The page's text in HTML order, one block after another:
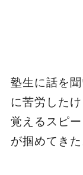
塾生に話を
に苦労した
覚えるスピ
が掴めてき